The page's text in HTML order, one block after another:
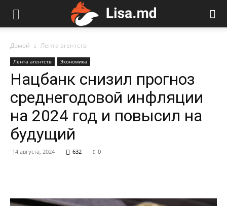
Домой Лента агентств
Лента агентств Экономика
Нацбанк снизил прогноз
среднегодовой инфляции
на 2024 год и повысил на
будущий
14 августа, 2024 632 0